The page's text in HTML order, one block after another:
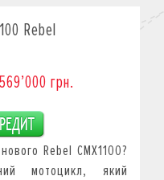
Rebel
грн.
Rebel CMX1100?
мотоцикл, який